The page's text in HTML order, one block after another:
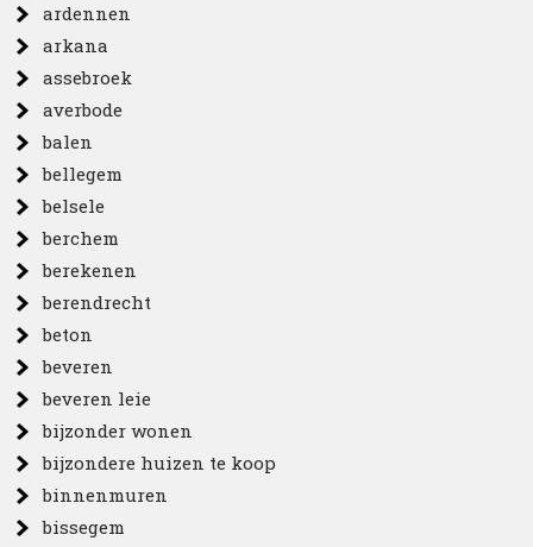
ardennen
arkana
assebroek
averbode
balen
bellegem
belsele
berchem
berekenen
berendrecht
beton
beveren
beveren leie
bijzonder wonen
bijzondere huizen te koop
binnenmuren
bissegem